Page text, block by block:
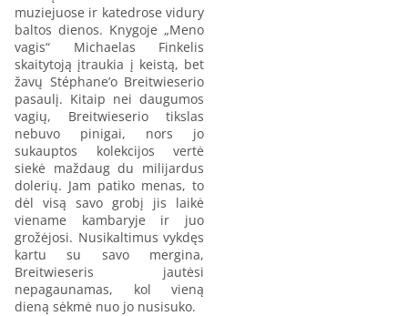
muziejuose ir katedrose vidury
baltos dienos. Knygoje „Meno
vagis“ Michaelas Finkelis
skaitytoją įtraukia į keistą, bet
žavų Stéphane’o Breitwieserio
pasaulį. Kitaip nei daugumos
vagių, Breitwieserio tikslas
nebuvo pinigai, nors jo
sukauptos kolekcijos vertė
siekė maždaug du milijardus
dolerių. Jam patiko menas, to
dėl visą savo grobį jis laikė
viename kambaryje ir juo
grožėjosi. Nusikaltimus vykdęs
kartu su savo mergina,
Breitwieseris jautėsi
nepagaunamas, kol vieną
dieną sėkmė nuo jo nusisuko.